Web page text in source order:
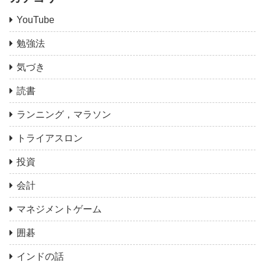
YouTube
勉強法
気づき
読書
ランニング，マラソン
トライアスロン
投資
会計
マネジメントゲーム
囲碁
インドの話